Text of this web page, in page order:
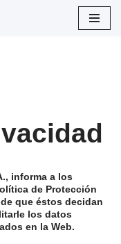
informa a los
de Protección
que éstos decidan
los datos
en la Web.